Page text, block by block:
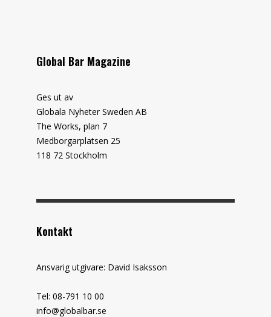
Global Bar Magazine
Ges ut av
Globala Nyheter Sweden AB
The Works, plan 7
Medborgarplatsen 25
118 72 Stockholm
Kontakt
Ansvarig utgivare: David Isaksson
Tel: 08-791 10 00
info@globalbar.se